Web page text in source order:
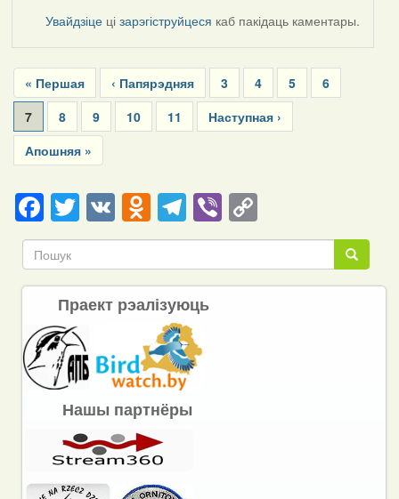
Увайдзіце цізарэгіструйцеся каб пакідаць каментары.
Pagination
First
page
« Першая
Previous
page
‹ Папярэдняя Page
3 Page
4 Page
5 Page
6
Current
page
7 Page
8 Page
9 Page
10 Page
11
Next
page
Наступная ›
Last
page
Апошняя »
Facebook
Twitter
VKOdnoklassniki
Telegram
ViberCopy
Link Пошук
Пошук
Праект рэалізуюць
Нашы партнёры